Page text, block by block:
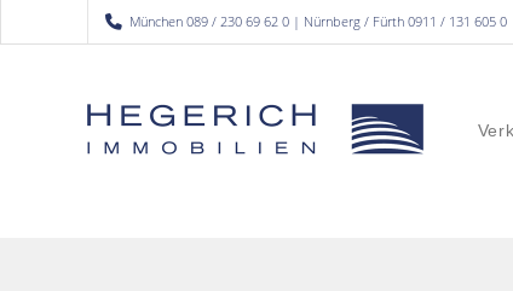
München 089 / 230 69 62 0 | Nürnberg / Fürth 0911 / 131 605 0